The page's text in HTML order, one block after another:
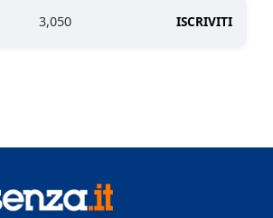
3,050 ISCRIVITI